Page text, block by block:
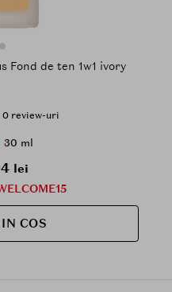
Candleglow Soft Luminous Fond de ten 1w1 ivory
0 review-uri
30 ml
lei
COS